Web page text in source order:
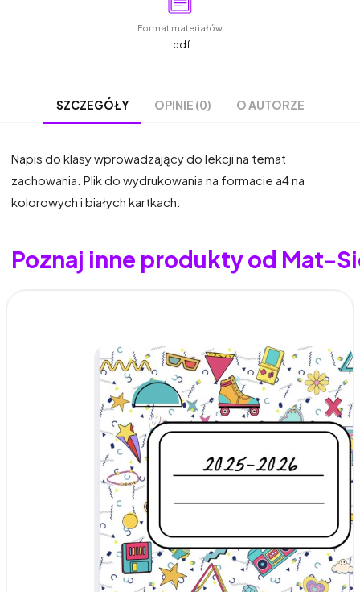
Format materiałów
.pdf
SZCZEGÓŁY OPINIE (0) O AUTORZE
Napis do klasy wprowadzający do lekcji na temat
zachowania. Plik do wydrukowania na formacie a4 na
kolorowych i białych kartkach.
Poznaj inne produkty od Mat-